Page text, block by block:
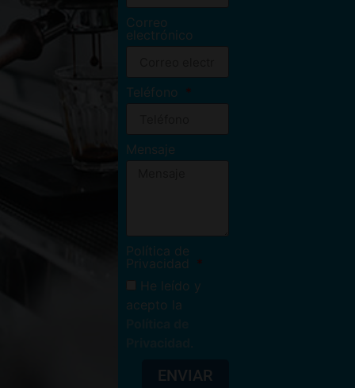
Correo
electrónico
Teléfono
Mensaje
Política de
Privacidad
He leído y
acepto la
ENVIAR